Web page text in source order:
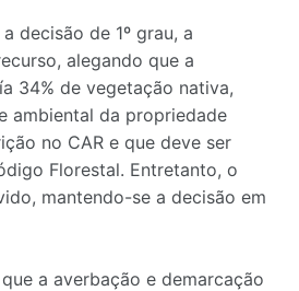
decisão de 1º grau, a
alegando que a
34% de vegetação nativa,
ambiental da propriedade
no CAR e que deve ser
Florestal. Entretanto, o
mantendo-se a decisão em
a averbação e demarcação